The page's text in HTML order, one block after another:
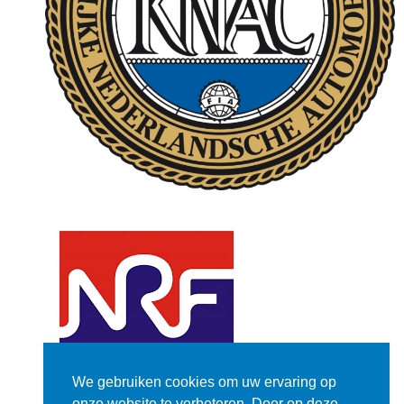
We gebruiken cookies om uw ervaring op